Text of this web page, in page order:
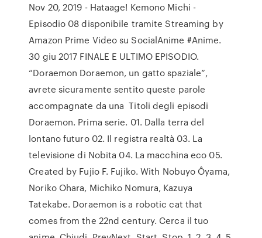
Nov 20, 2019 - Hataage! Kemono Michi -
Episodio 08 disponibile tramite Streaming by
Amazon Prime Video su SocialAnime #Anime.
30 giu 2017 FINALE E ULTIMO EPISODIO.
“Doraemon Doraemon, un gatto spaziale”,
avrete sicuramente sentito queste parole
accompagnate da una Titoli degli episodi
Doraemon. Prima serie. 01. Dalla terra del
lontano futuro 02. Il registra realtà 03. La
televisione di Nobita 04. La macchina eco 05.
Created by Fujio F. Fujiko. With Nobuyo Ôyama,
Noriko Ohara, Michiko Nomura, Kazuya
Tatekabe. Doraemon is a robotic cat that
comes from the 22nd century. Cerca il tuo